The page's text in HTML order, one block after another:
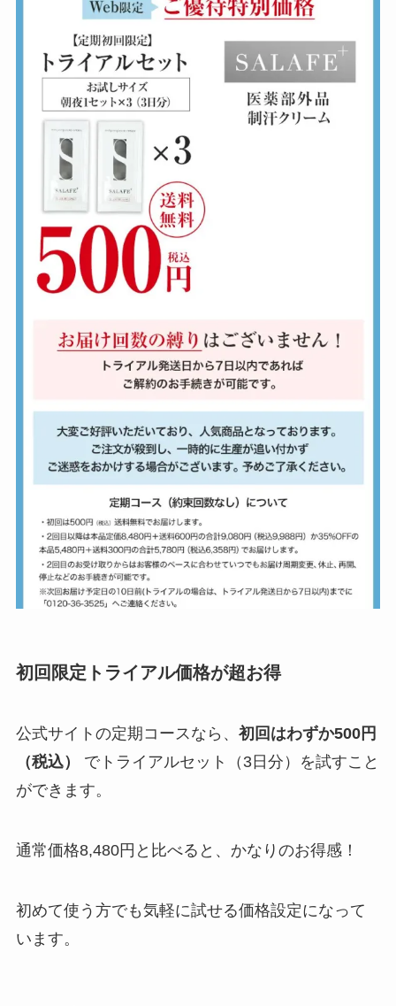
初回限定トライアル価格が超お得
公式サイトの定期コースなら、 初回はわずか500円
（税込）
でトライアルセット（3日分）を試すこと
ができます。
通常価格8,480円と比べると、かなりのお得感！
初めて使う方でも気軽に試せる価格設定になって
います。